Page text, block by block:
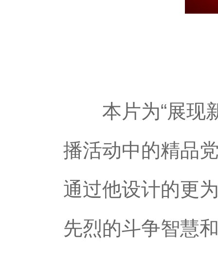
本片为“展现新
播活动中的精品
通过他设计的更
先烈的斗争智慧